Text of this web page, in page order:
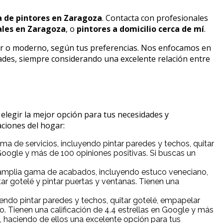
de pintores en Zaragoza. Contacta con profesionales
en Zaragoza, o pintores a domicilio cerca de mí.
moderno, según tus preferencias. Nos enfocamos en
siempre considerando una excelente relación entre
la mejor opción para tus necesidades y
del hogar:
de servicios, incluyendo pintar paredes y techos, quitar
y más de 100 opiniones positivas. Si buscas un
gama de acabados, incluyendo estuco veneciano,
gotelé y pintar puertas y ventanas. Tienen una
pintar paredes y techos, quitar gotelé, empapelar
Tienen una calificación de 4.4 estrellas en Google y más
de ellos una excelente opción para tus